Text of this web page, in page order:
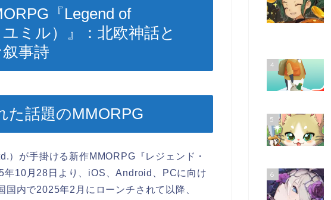
『Legend of
ミル）』：北欧神話と
事詩
た話題のMMORPG
が手掛ける新作MMORPG『レジェンド・
10月28日より、iOS、Android、PCに向け
内で2025年2月にローンチされて以降、
4
5
6